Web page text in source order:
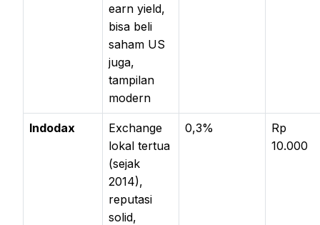
earn yield,
bisa beli
saham US
juga,
tampilan
modern
Indodax
Exchange
lokal tertua
(sejak
2014),
reputasi
solid,
0,3%
Rp
10.000